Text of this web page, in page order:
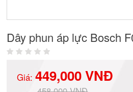
Dây phun áp lực Bosch
Giá:449,000 VNĐ